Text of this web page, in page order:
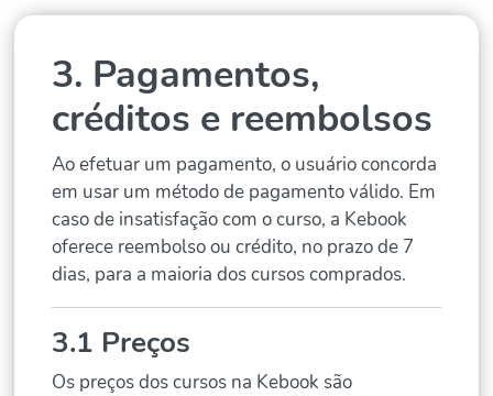
3. Pagamentos,
créditos e reembolsos
Ao efetuar um pagamento, o usuário concorda
em usar um método de pagamento válido. Em
caso de insatisfação com o curso, a Kebook
oferece reembolso ou crédito, no prazo de 7
dias, para a maioria dos cursos comprados.
3.1 Preços
Os preços dos cursos na Kebook são